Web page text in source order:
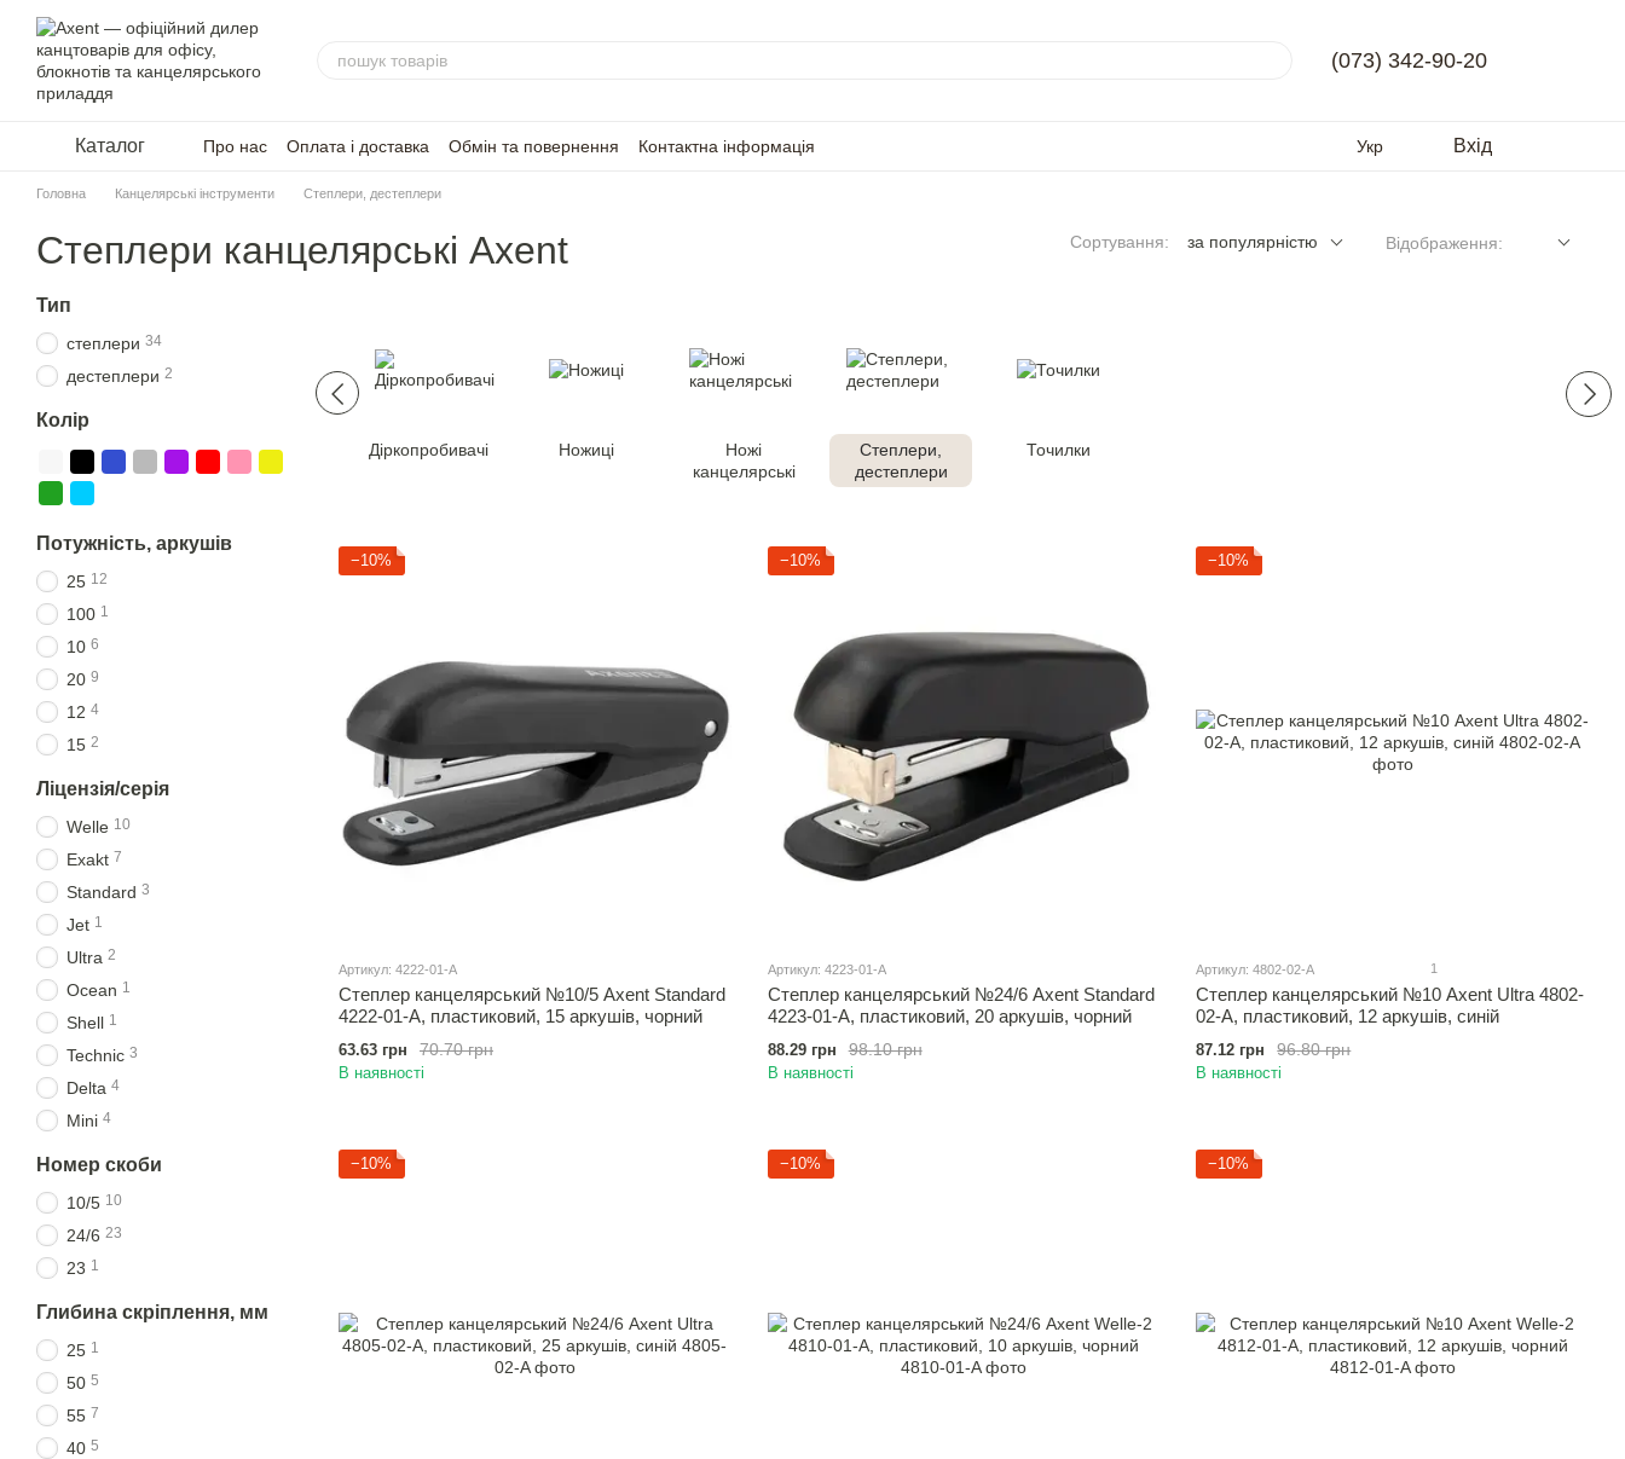
Перейти до основного контенту
(073) 342-90-20
Каталог Про нас Оплата і доставка Обмін та повернення Контактна інформація Укр Вхід
Головна Канцелярські інструменти Степлери, дестеплери
Степлери канцелярські Axent Сортування: за популярністю Відображення:
Діркопробивачі Ножиці
Ножі
канцелярські
Степлери,
дестеплери
Точилки
−10%
Артикул: 4222-01-A
Степлер канцелярський №10/5 Axent Standard
4222-01-A, пластиковий, 15 аркушів, чорний
70.70 грн
63.63 грн
В наявності
−10%
Артикул: 4223-01-A
Степлер канцелярський №24/6 Axent Standard
4223-01-A, пластиковий, 20 аркушів, чорний
98.10 грн
88.29 грн
В наявності
−10%
Артикул: 4802-02-A 1
Степлер канцелярський №10 Axent Ultra 4802-
02-A, пластиковий, 12 аркушів, синій
96.80 грн
87.12 грн
В наявності
−10% −10% −10%
Тип
степлери 34
дестеплери 2
Колір
Потужність, аркушів
25 12
100 1
10 6
20 9
12 4
15 2
Ліцензія/серія
Welle 10
Exakt 7
Standard 3
Jet 1
Ultra 2
Ocean 1
Shell 1
Technic 3
Delta 4
Mini 4
Номер скоби
10/5 10
24/6 23
23 1
Глибина скріплення, мм
25 1
50 5
55 7
40 5